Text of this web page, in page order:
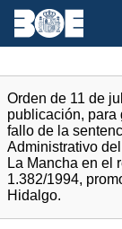
Orden de 11 de
publicación, para
fallo de la
Administrativo
La Mancha en el
1.382/1994,
Hidalgo.